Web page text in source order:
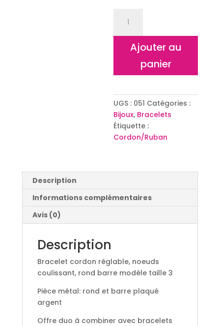
Bracelet
cordonAjouter au
panier
UGS : 051 Catégories :
Bijoux, Bracelets
Étiquette :
Cordon/Ruban
Description
Informations complémentaires
Avis (0)
Description
Bracelet cordon réglable, noeuds
coulissant, rond barre modèle taille 3
Pièce métal: rond et barre plaqué
argent
Offre duo à combiner avec bracelets